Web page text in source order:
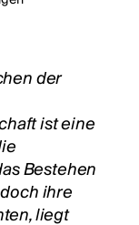
der
ist eine
Bestehen
ihre
liegt